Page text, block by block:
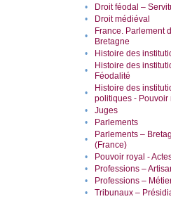
•
Droit féodal –
•
Droit médiéval
•
France. Parlement
Bretagne
• Histoire des
•
Histoire des
Féodalité
•
Histoire des
politiques - Pouvoir
• Juges
•
Parlements
•
Parlements –
(France)
• Pouvoir royal -
•
Professions –
•
Professions –
•
Tribunaux –